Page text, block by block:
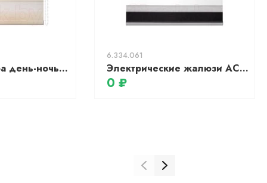
Рулонная штора день-ночь АС МАРТ Кентукки 43x160 (светло-бежевый)
6.334.061
Электрические жалюзи АС МАРТ Биаро 140x160 (белый/графит)
0 ₽